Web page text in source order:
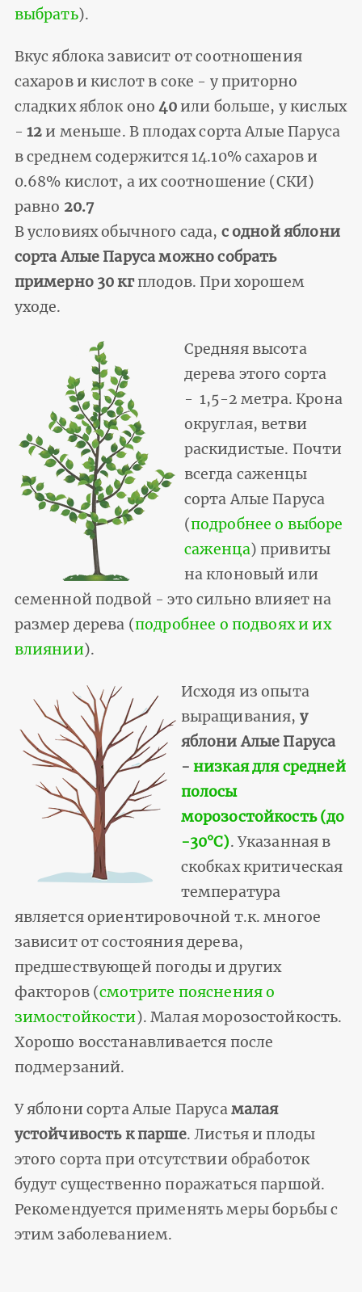
выбрать).
Вкус яблока зависит от соотношения
сахаров и кислот в соке - у приторно
сладких яблок оно40или больше, у кислых
- 12и меньше. В плодах сорта Алые Паруса
в среднем содержится 14.10% сахаров и
0.68% кислот, а их соотношение (СКИ)
равно 20.7
В условиях обычного сада, с одной яблони
сорта Алые Паруса можно собрать
примерно 30 кгплодов. При хорошем
уходе.
Средняя высота
дерева этого сорта
- 1,5-2 метра. Крона
округлая, ветви
раскидистые. Почти
всегда саженцы
сорта Алые Паруса
(подробнее о выборе
саженца) привиты
на клоновый или
семенной подвой - это сильно влияет на
размер дерева (подробнее о подвоях и их
влиянии).
Исходя из опыта
выращивания, у
яблони Алые Паруса
- низкая для средней
полосы
морозостойкость (до
-30°С). Указанная в
скобках критическая
температура
является ориентировочной т.к. многое
зависит от состояния дерева,
предшествующей погоды и других
факторов (смотрите пояснения о
зимостойкости). Малая морозостойкость.
Хорошо восстанавливается после
подмерзаний.
У яблони сорта Алые Парусамалая
устойчивость к парше. Листья и плоды
этого сорта при отсутствии обработок
будут существенно поражаться паршой.
Рекомендуется применять меры борьбы с
этим заболеванием.